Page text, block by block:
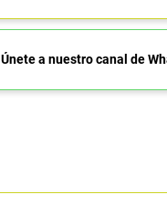
Únete a nuestro canal de